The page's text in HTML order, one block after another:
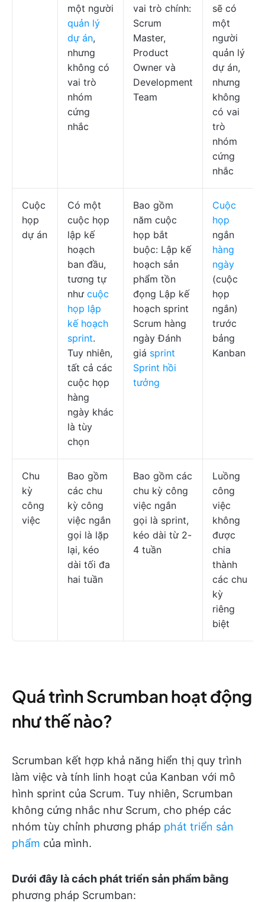
một người
quản lý
dự án,
nhưng
không có
vai trò
nhóm
cứng
nhắc
vai trò chính:
Scrum
Master,
Product
Owner và
Development
Team
sẽ có
một
người
quản lý
dự án,
nhưng
không
có vai
trò
nhóm
cứng
nhắc
Cuộc
họp
dự án
Có một
cuộc họp
lập kế
hoạch
ban đầu,
tương tự
như cuộc
họp lập
kế hoạch
sprint.
Tuy nhiên,
tất cả các
cuộc họp
hàng
ngày khác
là tùy
chọn
Bao gồm
năm cuộc
họp bắt
buộc: Lập kế
hoạch sản
phẩm tồn
đọng Lập kế
hoạch sprint
Scrum hàng
ngày Đánh
giá sprint
Sprint hồi
tưởng
Cuộc
họp
ngắn
hàng
ngày
(cuộc
họp
ngắn)
trước
bảng
Kanban
Chu
kỳ
công
việc
Bao gồm
các chu
kỳ công
việc ngắn
gọi là lặp
lại, kéo
dài tối đa
hai tuần
Bao gồm các
chu kỳ công
việc ngắn
gọi là sprint,
kéo dài từ 2-
4 tuần
Luồng
công
việc
không
được
chia
thành
các chu
kỳ
riêng
biệt
Quá trình Scrumban hoạt động
như thế nào?
Scrumban kết hợp khả năng hiển thị quy trình
làm việc và tính linh hoạt của Kanban với mô
hình sprint của Scrum. Tuy nhiên, Scrumban
không cứng nhắc như Scrum, cho phép các
nhóm tùy chỉnh phương pháp phát triển sản
phẩm của mình.
Dưới đây là cách phát triển sản phẩm bằng
phương pháp Scrumban: